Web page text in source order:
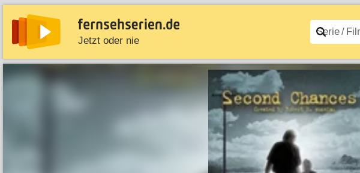
Jetzt oder nie
News Entdecken Streaming Filme A–Z